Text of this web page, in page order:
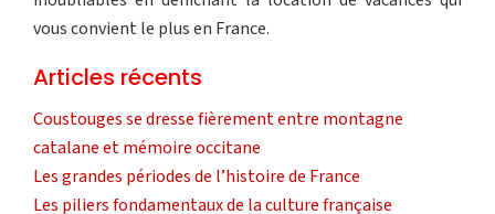
vous convient le plus en France.
Articles récents
Coustouges se dresse fièrement entre montagne
catalane et mémoire occitane
Les grandes périodes de l’histoire de France
Les piliers fondamentaux de la culture française